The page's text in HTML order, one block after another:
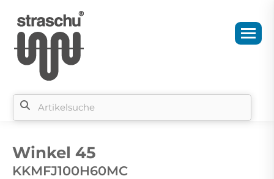
Winkel 45
KKMFJ100H60MC